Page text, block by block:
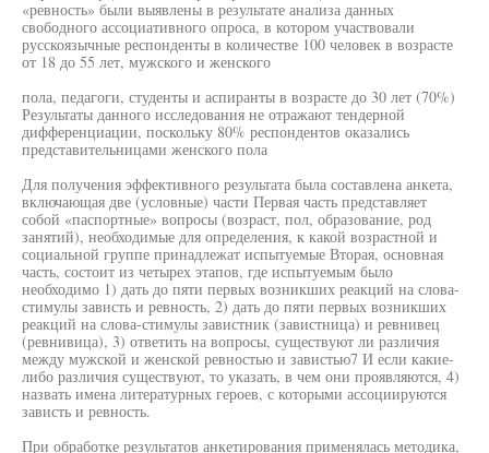
«ревность» были выявлены в результате анализа данных
свободного ассоциативного опроса, в котором участвовали
русскоязычные респонденты в количестве 100 человек в возрасте
от 18 до 55 лет, мужского и женского
пола, педагоги, студенты и аспиранты в возрасте до 30 лет (70%)
Результаты данного исследования не отражают тендерной
дифференциации, поскольку 80% респондентов оказались
представительницами женского пола
Для получения эффективного результата была составлена анкета,
включающая две (условные) части Первая часть представляет
собой «паспортные» вопросы (возраст, пол, образование, род
занятий), необходимые для определения, к какой возрастной и
социальной группе принадлежат испытуемые Вторая, основная
часть, состоит из четырех этапов, где испытуемым было
необходимо 1) дать до пяти первых возникших реакций на слова-
стимулы зависть и ревность, 2) дать до пяти первых возникших
реакций на слова-стимулы завистник (завистница) и ревнивец
(ревнивица), 3) ответить на вопросы, существуют ли различия
между мужской и женской ревностью и завистью7 И если какие-
либо различия существуют, то указать, в чем они проявляются, 4)
назвать имена литературных героев, с которыми ассоциируются
зависть и ревность.
При обработке результатов анкетирования применялась методика,